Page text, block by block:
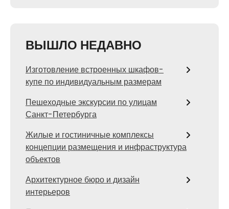
ВЫШЛО НЕДАВНО
Изготовление встроенных шкафов-
купе по индивидуальным размерам
Пешеходные экскурсии по улицам
Санкт-Петербурга
Жилые и гостиничные комплексы
концепции размещения и инфраструктура
объектов
Архитектурное бюро и дизайн
интерьеров